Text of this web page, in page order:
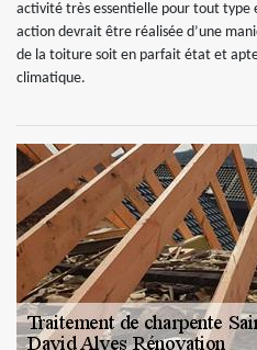
activité très essentielle pour tout
action devrait être réalisée d’une
de la toiture soit en parfait état et
climatique.